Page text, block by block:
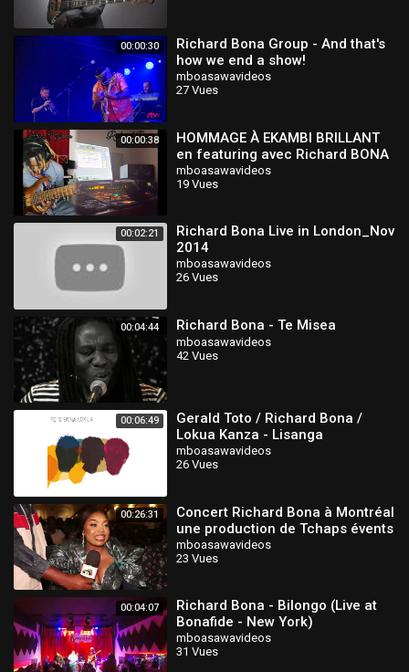
00:00:30
Richard Bona Group - And that's
how we end a show!
mboasawavideos
27 Vues
00:00:38
HOMMAGE À EKAMBI BRILLANT
en featuring avec Richard BONA
à la voix et à la prod.. Rest in
peace ❤️
mboasawavideos
19 Vues
00:02:21
Richard Bona Live in London_Nov
2014
mboasawavideos
26 Vues
00:04:44 Richard Bona - Te Misea
mboasawavideos
42 Vues
00:06:49
Gerald Toto / Richard Bona /
Lokua Kanza - Lisanga
mboasawavideos
26 Vues
00:26:31
Concert Richard Bona à Montréal
une production de Tchaps évents
couverture médiatique NGAS TV
mboasawavideos
23 Vues
00:04:07
Richard Bona - Bilongo (Live at
Bonafide - New York)
mboasawavideos
31 Vues